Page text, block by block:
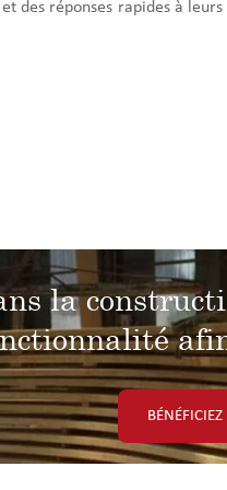
des réponses rapides à leurs
la